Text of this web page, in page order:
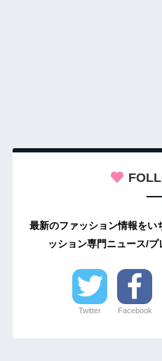
最新のファッション情報をい
ッション専門ニュース/
Twitter Facebook